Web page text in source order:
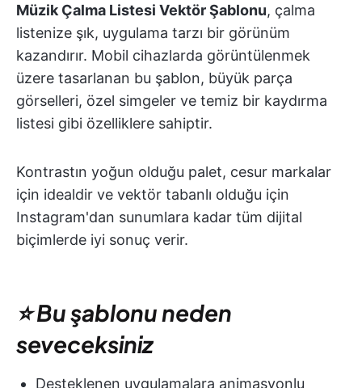
Müzik Çalma Listesi Vektör Şablonu, çalma
listenize şık, uygulama tarzı bir görünüm
kazandırır. Mobil cihazlarda görüntülenmek
üzere tasarlanan bu şablon, büyük parça
görselleri, özel simgeler ve temiz bir kaydırma
listesi gibi özelliklere sahiptir.
Kontrastın yoğun olduğu palet, cesur markalar
için idealdir ve vektör tabanlı olduğu için
Instagram'dan sunumlara kadar tüm dijital
biçimlerde iyi sonuç verir.
⭐ Bu şablonu neden
seveceksiniz
Desteklenen uygulamalara animasyonlu